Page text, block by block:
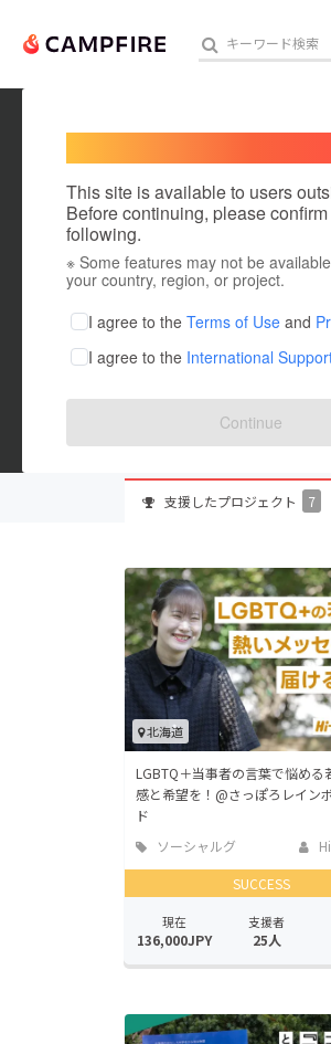
人気のプロジ
アート・写
テクノロジ
映像・映画
ビジネス・
まちづくり
This site is available to users
Before continuing, please
following.
※ Some features may not be
your country, region, or project.
I agree to the Terms of Use and
I agree to the International
Continue
支援したプロジェクト 7
北海道
LGBTQ＋当事者の言葉で悩める
感と希望を！@さっぽろレイン
ド
ソーシャルグ
ッド
SUCCESS
現在
136,000JPY
支援者
25人